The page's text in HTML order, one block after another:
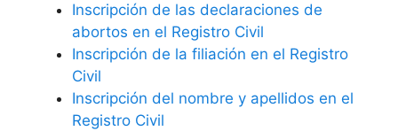
Inscripción de las declaraciones de
abortos en el Registro Civil
Inscripción de la filiación en el Registro
Civil
Inscripción del nombre y apellidos en el
Registro Civil